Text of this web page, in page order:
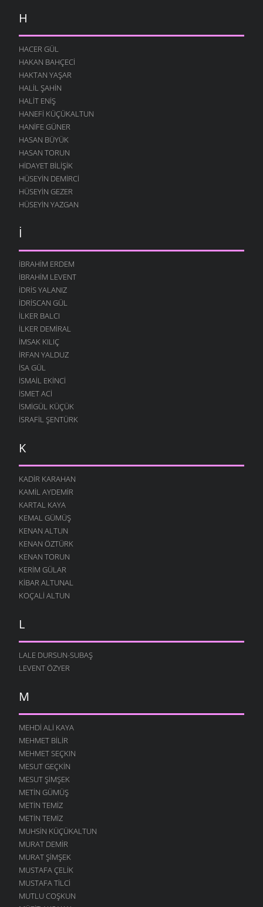
H
HACER GÜL
HAKAN BAHÇECI
HAKTAN YAŞAR
HALIL ŞAHIN
HALIT ENIŞ
HANEFI KÜÇÜKALTUN
HANIFE GÜNER
HASAN BÜYÜK
HASAN TORUN
HIDAYET BILIŞIK
HÜSEYIN DEMIRCI
HÜSEYIN GEZER
HÜSEYIN YAZGAN
İ
İBRAHIM ERDEM
İBRAHIM LEVENT
İDRIS YALANIZ
IDRISCAN GÜL
İLKER BALCI
İLKER DEMIRAL
İMSAK KILIÇ
İRFAN YALDUZ
ISA GÜL
ISMAIL EKINCI
İSMET ACI
İSMIGÜL KÜÇÜK
İSRAFIL ŞENTÜRK
K
KADIR KARAHAN
KAMIL AYDEMIR
KARTAL KAYA
KEMAL GÜMÜŞ
KENAN ALTUN
KENAN ÖZTÜRK
KENAN TORUN
KERIM GÜLAR
KIBAR ALTUNAL
KOÇALI ALTUN
L
LALE DURSUN-SUBAŞ
LEVENT ÖZYER
M
MEHDI ALI KAYA
MEHMET BILIR
MEHMET SEÇKIN
MESUT GEÇKIN
MESUT ŞIMŞEK
METIN GÜMÜŞ
METIN TEMIZ
METIN TEMIZ
MUHSIN KÜÇÜKALTUN
MURAT DEMIR
MURAT ŞIMŞEK
MUSTAFA ÇELIK
MUSTAFA TILCI
MUTLU COŞKUN